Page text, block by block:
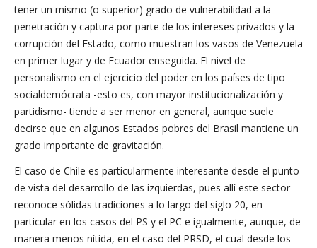
tener un mismo (o superior) grado de vulnerabilidad a la
penetración y captura por parte de los intereses privados y la
corrupción del Estado, como muestran los vasos de Venezuela
en primer lugar y de Ecuador enseguida. El nivel de
personalismo en el ejercicio del poder en los países de tipo
socialdemócrata -esto es, con mayor institucionalización y
partidismo- tiende a ser menor en general, aunque suele
decirse que en algunos Estados pobres del Brasil mantiene un
grado importante de gravitación.
El caso de Chile es particularmente interesante desde el punto
de vista del desarrollo de las izquierdas, pues allí este sector
reconoce sólidas tradiciones a lo largo del siglo 20, en
particular en los casos del PS y el PC e igualmente, aunque, de
manera menos nítida, en el caso del PRSD, el cual desde los